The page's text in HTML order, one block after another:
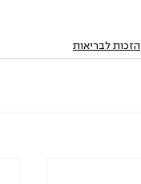
הזכות לבריאות